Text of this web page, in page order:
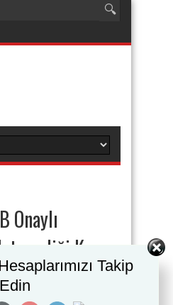
Onaylı
Kursu
ARASINDA İLETİŞİM
Takip
Edin